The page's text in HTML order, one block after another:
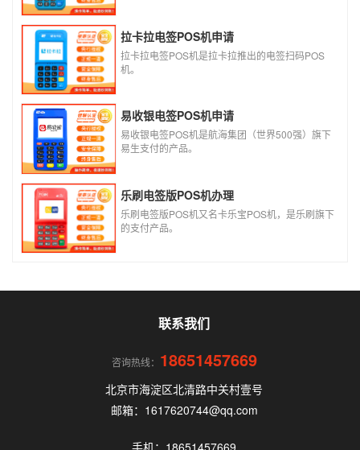
拉卡拉电签POS机申请
拉卡拉电签POS机是拉卡拉推出的电签扫码POS
机。
易收银电签POS机申请
易收银电签POS机是航海集团（世界500强）旗下
易生支付的产品。
乐刷电签版POS机办理
乐刷电签版POS机又名卡乐宝POS机，是乐刷旗下
的支付产品。
联系我们
咨询热线： 18651457669
北京市海淀区北清路中关村壹号
邮箱：1617620744@qq.com